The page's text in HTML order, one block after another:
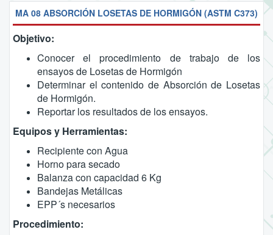
MA 08 ABSORCIÓN LOSETAS DE HORMIGÓN (ASTM C373)
Objetivo:
Conocer el procedimiento de trabajo de los
ensayos de Losetas de Hormigón
Determinar el contenido de Absorción de Losetas
de Hormigón.
Reportar los resultados de los ensayos.
Equipos y Herramientas:
Recipiente con Agua
Horno para secado
Balanza con capacidad 6 Kg
Bandejas Metálicas
EPP´s necesarios
Procedimiento: